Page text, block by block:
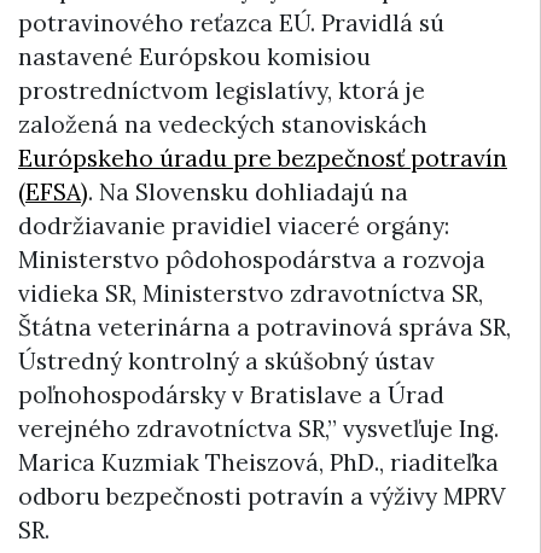
potravinového reťazca EÚ. Pravidlá sú
nastavené Európskou komisiou
prostredníctvom legislatívy, ktorá je
založená na vedeckých stanoviskách
Európskeho úradu pre bezpečnosť potravín
(EFSA). Na Slovensku dohliadajú na
dodržiavanie pravidiel viaceré orgány:
Ministerstvo pôdohospodárstva a rozvoja
vidieka SR, Ministerstvo zdravotníctva SR,
Štátna veterinárna a potravinová správa SR,
Ústredný kontrolný a skúšobný ústav
poľnohospodársky v Bratislave a Úrad
verejného zdravotníctva SR,” vysvetľuje Ing.
Marica Kuzmiak Theiszová, PhD., riaditeľka
odboru bezpečnosti potravín a výživy MPRV
SR.